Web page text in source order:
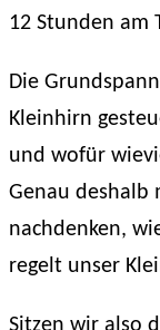
12 Stunden am
Die
Kleinhirn
und wofür
Genau deshalb
nachdenken,
regelt unser